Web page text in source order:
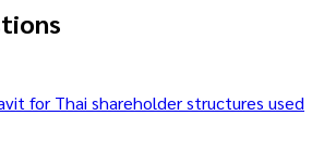
for Thai shareholder structures used